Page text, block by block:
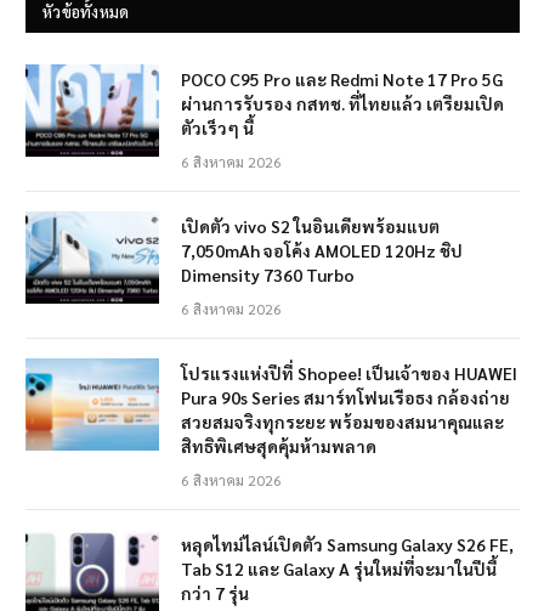
หัวข้อทั้งหมด
POCO C95 Pro และ Redmi Note 17 Pro 5G
ผ่านการรับรอง กสทช. ที่ไทยแล้ว เตรียมเปิด
ตัวเร็วๆ นี้
6 สิงหาคม 2026
เปิดตัว vivo S2 ในอินเดียพร้อมแบต
7,050mAh จอโค้ง AMOLED 120Hz ชิป
Dimensity 7360 Turbo
6 สิงหาคม 2026
โปรแรงแห่งปีที่ Shopee! เป็นเจ้าของ HUAWEI
Pura 90s Series สมาร์ทโฟนเรือธง กล้องถ่าย
สวยสมจริงทุกระยะ พร้อมของสมนาคุณและ
สิทธิพิเศษสุดคุ้มห้ามพลาด
6 สิงหาคม 2026
หลุดไทม์ไลน์เปิดตัว Samsung Galaxy S26 FE,
Tab S12 และ Galaxy A รุ่นใหม่ที่จะมาในปีนี้
กว่า 7 รุ่น